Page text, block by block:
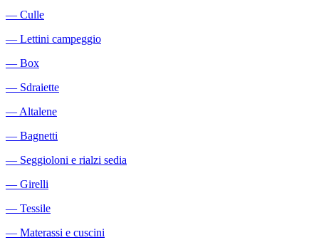
― Culle
― Lettini campeggio
― Box
― Sdraiette
―Altalene
― Bagnetti
― Seggioloni e rialzi sedia
― Girelli
― Tessile
― Materassi e cuscini